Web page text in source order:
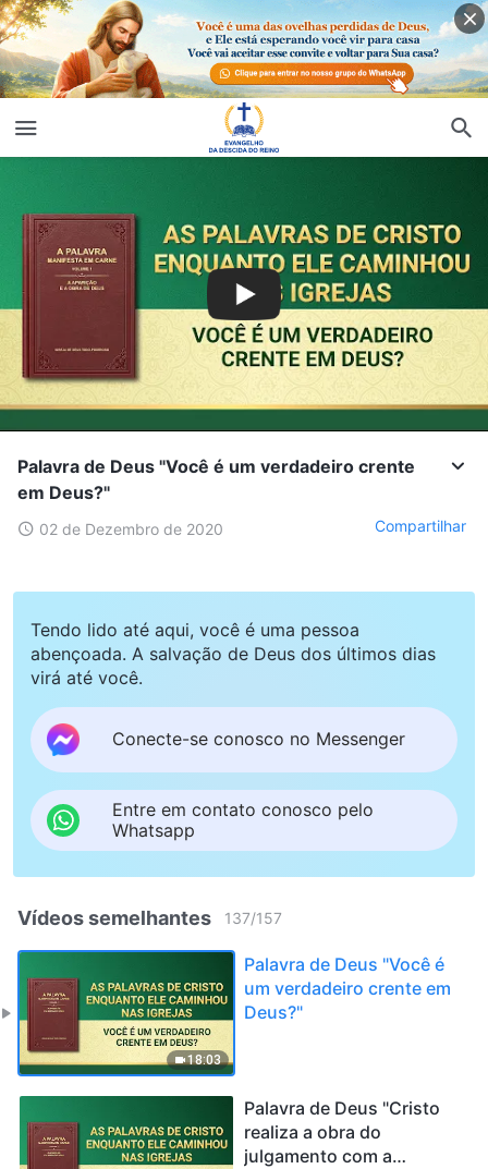
Palavra de Deus "Você é um verdadeiro crente
em Deus?"
02 de Dezembro de 2020 Compartilhar
Tendo lido até aqui, você é uma pessoa
abençoada. A salvação de Deus dos últimos dias
virá até você.
Conecte-se conosco no Messenger
Entre em contato conosco pelo
Whatsapp
Vídeos semelhantes 137/157
18:03
Palavra de Deus "Você é
um verdadeiro crente em
Deus?"
Palavra de Deus "Cristo
realiza a obra do
julgamento com a